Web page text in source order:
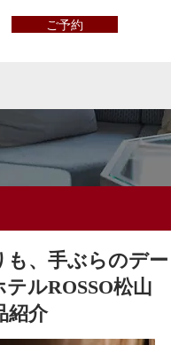
ご予約
も、手ぶらのデー
テルROSSO松山
紹介